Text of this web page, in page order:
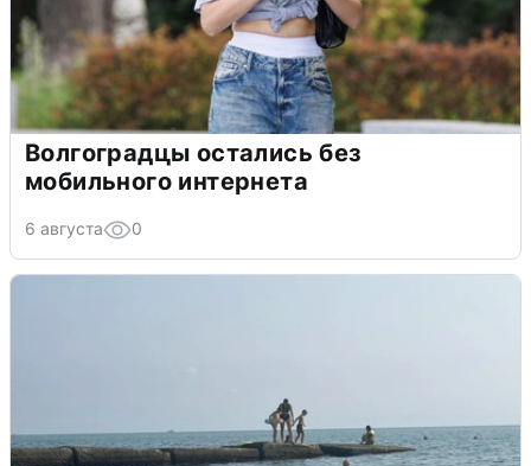
Волгоградцы остались без
мобильного интернета
6 августа 0